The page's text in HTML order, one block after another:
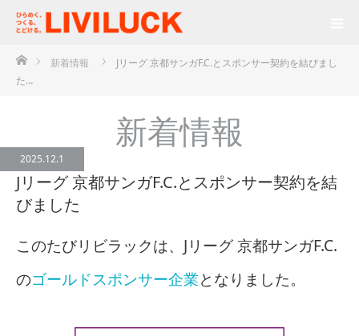
ホーム新着情報
Jリーグ 京都サンガF.C.とスポンサー契約を結びまし
た…
新着情報
2025.12.1
Jリーグ 京都サンガF.C.とスポンサー契約を結
びました
このたびリビラックは、Jリーグ 京都サンガF.C.
のゴールドスポンサー企業となりました。